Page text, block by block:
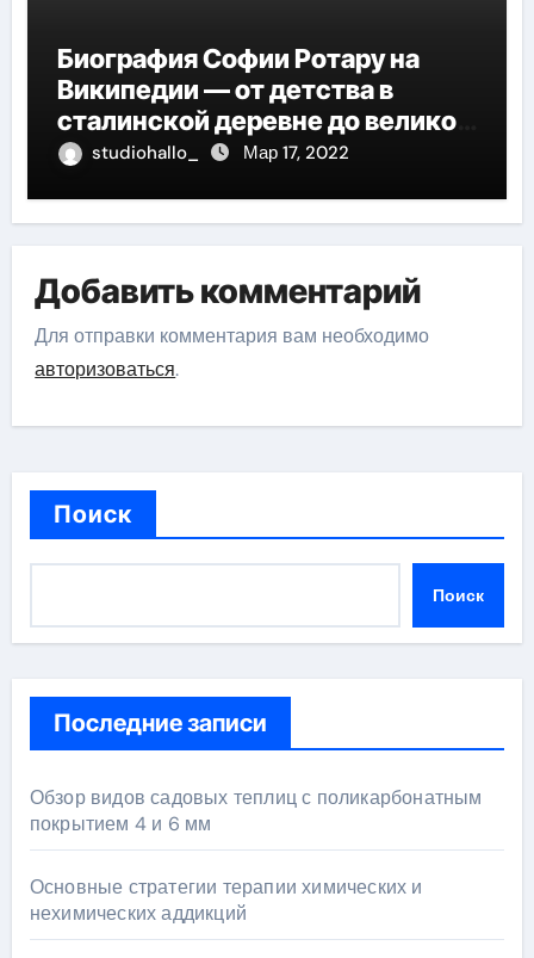
Биография Софии Ротару на
Википедии — от детства в
сталинской деревне до великой
карьеры и яркой личной жизни
studiohallo_ Мар 17, 2022
Добавить комментарий
Для отправки комментария вам необходимо
авторизоваться.
Поиск
Поиск
Последние записи
Обзор видов садовых теплиц с поликарбонатным
покрытием 4 и 6 мм
Основные стратегии терапии химических и
нехимических аддикций